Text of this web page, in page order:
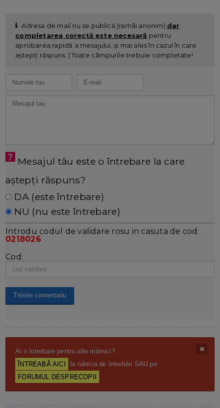
Adresa de mail nu se publică (ramâi anonim) dar
completarea corectă este necesară pentru
aprobarea rapidă a mesajului, și mai ales în cazul în care
aștepți răspuns. | Toate câmpurile trebuie completate!
Mesajul tău este o întrebare la care
aștepți răspuns?
DA (este întrebare)
NU (nu este întrebare)
Introdu codul de validare rosu in casuta de cod:
0218026
Cod:
Ai o întrebare pentru alte mămici?
ÎNTREABĂ AICI
la rubrica de întrebări SAU pe
FORUMUL DESPRECOPII